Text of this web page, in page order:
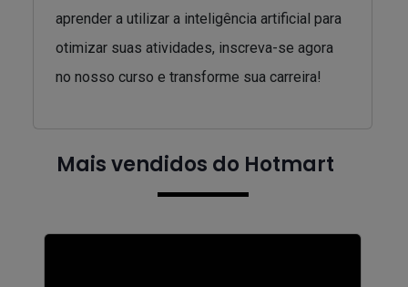
aprender a utilizar a inteligência artificial para
otimizar suas atividades, inscreva-se agora
no nosso curso e transforme sua carreira!
Mais vendidos do Hotmart